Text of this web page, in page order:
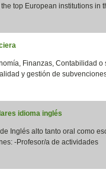
top European institutions in
Finanzas, Contabilidad o
y gestión de
idioma inglés
Inglés alto tanto oral como
-Profesor/a de actividades